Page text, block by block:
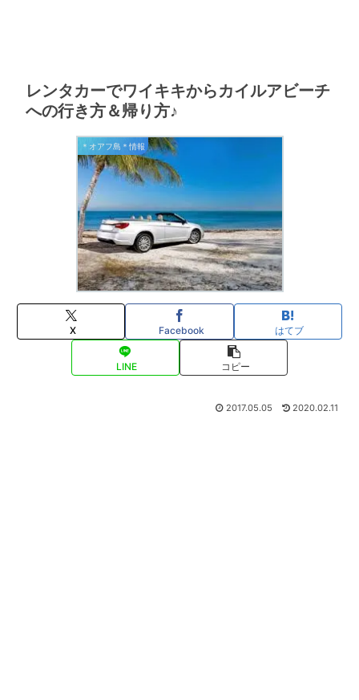
レンタカーでワイキキからカイルアビーチ
への行き方＆帰り方♪
＊オアフ島＊情報
X Facebook はてブ
LINE コピー
2017.05.05 2020.02.11